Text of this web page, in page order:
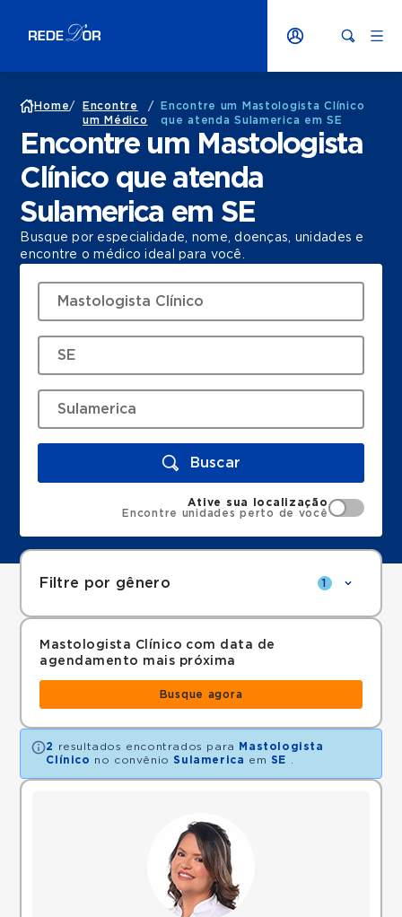
Home/
Encontre
um Médico
/
Encontre um Mastologista Clínico
que atenda Sulamerica em SE
Encontre um Mastologista
Clínico que atenda
Sulamerica em SE
Busque por especialidade, nome, doenças, unidades e
encontre o médico ideal para você.
Buscar
Ative sua localização
Encontre unidades perto de você
Filtre por gênero 1
Mastologista Clínico com data de
agendamento mais próxima
Busque agora
2 resultados encontrados para
Mastologista
Clínico no convênio Sulamerica em SE